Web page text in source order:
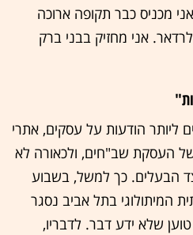
מכניס כבר תקופה ארוכה
אני מחזיק בבני ברק
ליותר הודעות על עסקים, אתרי
העסקת שב"חים, ולכאורה לא
הבעלים. כך למשל, בשבוע
המיתולוגי בתל אביב נסגר
טוען שלא ידע דבר. לדבריו,